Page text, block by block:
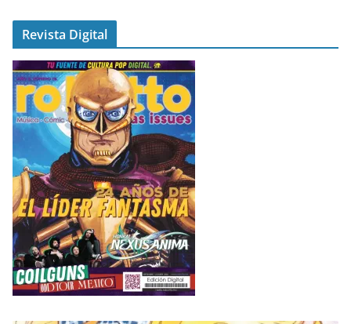
Revista Digital